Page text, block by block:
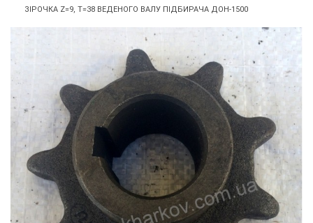
ЗІРОЧКА Z=9, T=38 ВЕДЕНОГО ВАЛУ ПІДБИРАЧА ДОН-1500